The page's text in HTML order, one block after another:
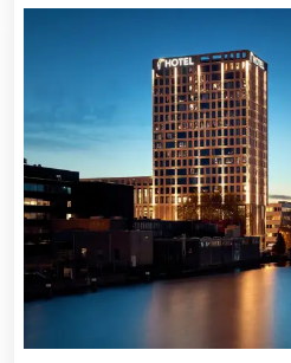
Variation spéciale de
Inclus : jus de fruits, produits
Chez Van der Valk, les souhaits
sont pris en compte. Indiquez-les
restaurant puisse proposer des
Veuillez noter que l'offre exacte
der Valk.
Brunch à la carte